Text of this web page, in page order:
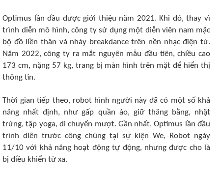
Optimus lần đầu được giới thiệu năm 2021. Khi đó, thay vì
trình diễn mô hình, công ty sử dụng một diễn viên nam mặc
bộ đồ liền thân và nhảy breakdance trên nền nhạc điện tử.
Năm 2022, công ty ra mắt nguyên mẫu đầu tiên, chiều cao
173 cm, nặng 57 kg, trang bị màn hình trên mặt để hiển thị
thông tin.
Thời gian tiếp theo, robot hình người này đã có một số khả
năng nhất định, như gấp quần áo, giữ thăng bằng, nhặt
trứng, tập yoga, di chuyển mượt. Gần nhất, Optimus lần đầu
trình diễn trước công chúng tại sự kiện We, Robot ngày
11/10 với khả năng hoạt động tự động, nhưng được cho là
bị điều khiển từ xa.